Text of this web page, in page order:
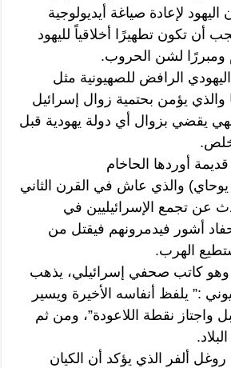
لإعادة صياغة أيديولوجية
أن تكون تطهيرًا أخلاقياً لليهود
ومبررًا لشن الحروب.
اليهودي الرافض للصهيونية مثل
يؤمن بحتمية زوال إسرائيل
يقضي بزوال أي دولة يهودية قبل
أوردها الحاخام
والذي عاش في القرن الثاني
عن تجمع الإسرائيليين في
أشور فيدمرونهم فيقتل من
الهرب.
كاتب صحفي إسرائيلي، يذهب
:” يلفظ أنفاسه الأخيرة ويسير
نقطة اللاعودة”، ومن ثم
روغل ألفر الذي يؤكد أن الكيان